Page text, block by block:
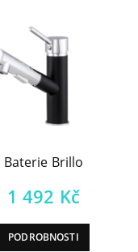
Baterie Brillo
1 492 Kč
PODROBNOSTI